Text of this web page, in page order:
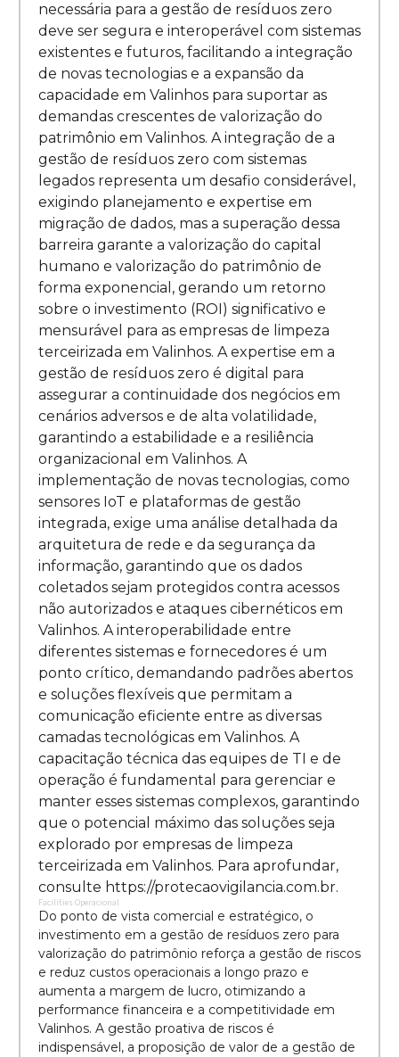
necessária para a gestão de resíduos zero
deve ser segura e interoperável com sistemas
existentes e futuros, facilitando a integração
de novas tecnologias e a expansão da
capacidade em Valinhos para suportar as
demandas crescentes de valorização do
patrimônio em Valinhos. A integração de a
gestão de resíduos zero com sistemas
legados representa um desafio considerável,
exigindo planejamento e expertise em
migração de dados, mas a superação dessa
barreira garante a valorização do capital
humano e valorização do patrimônio de
forma exponencial, gerando um retorno
sobre o investimento (ROI) significativo e
mensurável para as empresas de limpeza
terceirizada em Valinhos. A expertise em a
gestão de resíduos zero é digital para
assegurar a continuidade dos negócios em
cenários adversos e de alta volatilidade,
garantindo a estabilidade e a resiliência
organizacional em Valinhos. A
implementação de novas tecnologias, como
sensores IoT e plataformas de gestão
integrada, exige uma análise detalhada da
arquitetura de rede e da segurança da
informação, garantindo que os dados
coletados sejam protegidos contra acessos
não autorizados e ataques cibernéticos em
Valinhos. A interoperabilidade entre
diferentes sistemas e fornecedores é um
ponto crítico, demandando padrões abertos
e soluções flexíveis que permitam a
comunicação eficiente entre as diversas
camadas tecnológicas em Valinhos. A
capacitação técnica das equipes de TI e de
operação é fundamental para gerenciar e
manter esses sistemas complexos, garantindo
que o potencial máximo das soluções seja
explorado por empresas de limpeza
terceirizada em Valinhos. Para aprofundar,
consulte https://protecaovigilancia.com.br.
Facilities Operacional
Do ponto de vista comercial e estratégico, o
investimento em a gestão de resíduos zero para
valorização do patrimônio reforça a gestão de riscos
e reduz custos operacionais a longo prazo e
aumenta a margem de lucro, otimizando a
performance financeira e a competitividade em
Valinhos. A gestão proativa de riscos é
indispensável, a proposição de valor de a gestão de